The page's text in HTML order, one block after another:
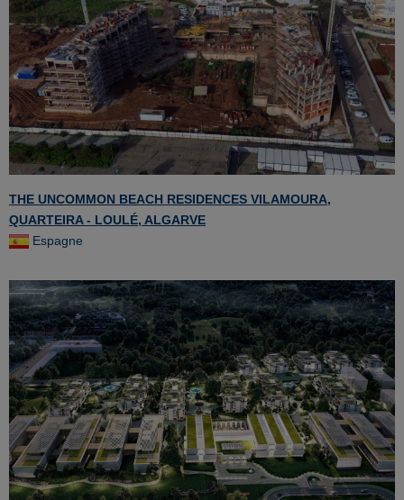
THE UNCOMMON BEACH RESIDENCES VILAMOURA,
QUARTEIRA - LOULÉ, ALGARVE
Espagne